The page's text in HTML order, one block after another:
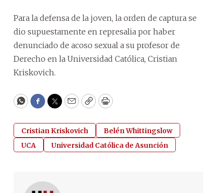
Para la defensa de la joven, la orden de captura se
dio supuestamente en represalia por haber
denunciado de acoso sexual a su profesor de
Derecho en la Universidad Católica, Cristian
Kriskovich.
WhatsApp
Facebook
Twitter
EmailCopyPrint
Cristian Kriskovich
Belén Whittingslow
UCA
Universidad Católica de Asunción